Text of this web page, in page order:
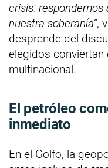
crisis:
nuestra soberanía”,
desprende del
elegidos conviertan
multinacional.
El petróleo
inmediato
En el Golfo, la